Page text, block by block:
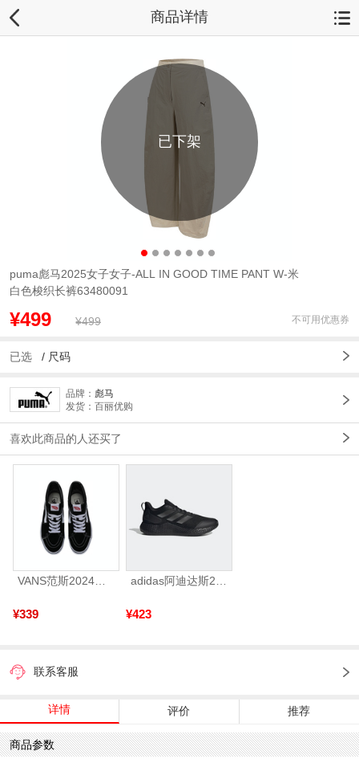
商品详情
已下架
puma彪马2025女子女子-ALL IN GOOD TIME PANT W-米
白色梭织长裤63480091
¥499 ¥499 不可用优惠券
已选 / 尺码
品牌： 彪马
发货：百丽优购
喜欢此商品的人还买了
VANS范斯2024中性SK8-HiCL帆布鞋/硫化鞋VN000D5IB8C
¥339 ¥423
联系客服
详情 评价 推荐
商品参数